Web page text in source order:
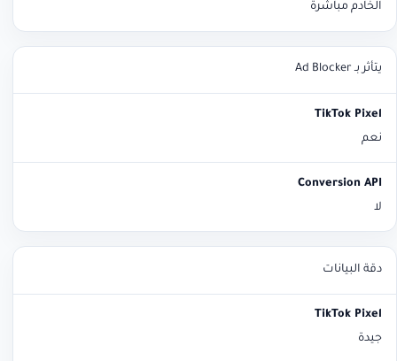
الخادم مباشرة
يتأثر بـ Ad Blocker
نعم
لا
دقة البيانات
جيدة